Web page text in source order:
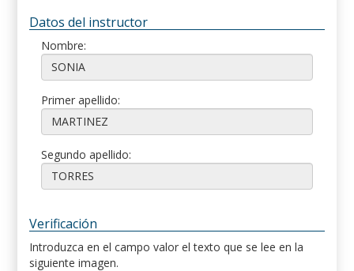
Datos del instructor
Nombre:
Primer apellido:
Segundo apellido:
Verificación
Introduzca en el campo valor el texto que se lee en la
siguiente imagen.